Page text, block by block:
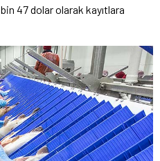
47 dolar olarak kayıtlara